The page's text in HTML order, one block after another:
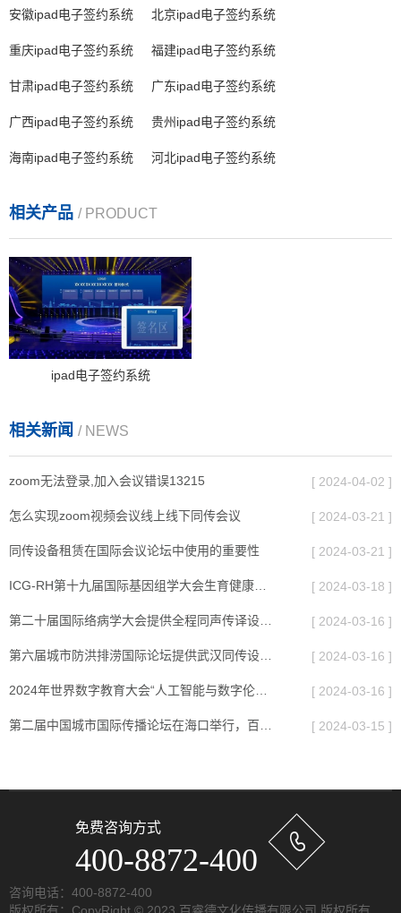
安徽ipad电子签约系统 北京ipad电子签约系统
重庆ipad电子签约系统 福建ipad电子签约系统
甘肃ipad电子签约系统 广东ipad电子签约系统
广西ipad电子签约系统 贵州ipad电子签约系统
海南ipad电子签约系统 河北ipad电子签约系统
相关产品 / PRODUCT
ipad电子签约系统
相关新闻 / NEWS
zoom无法登录,加入会议错误13215 [ 2024-04-02 ]
怎么实现zoom视频会议线上线下同传会议 [ 2024-03-21 ]
同传设备租赁在国际会议论坛中使用的重要性 [ 2024-03-21 ]
ICG-RH第十九届国际基因组学大会生育健康临床应用提供深圳同传设备租赁 [ 2024-03-18 ]
第二十届国际络病学大会提供全程同声传译设备保障服务 [ 2024-03-16 ]
第六届城市防洪排涝国际论坛提供武汉同传设备租赁 [ 2024-03-16 ]
2024年世界数字教育大会“人工智能与数字伦理”平行会议提供上海同传设备租赁 [ 2024-03-16 ]
第二届中国城市国际传播论坛在海口举行，百睿德提供海口同传设备租赁 [ 2024-03-15 ]
免费咨询方式
400-8872-400
咨询电话：400-8872-400